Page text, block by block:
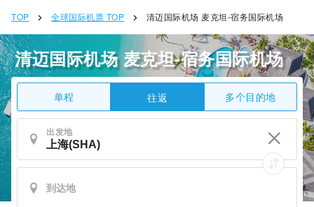
TOP 全球国际机票 TOP 清迈国际机场 麦克坦-宿务国际机场
清迈国际机场 麦克坦-宿务国际机场
单程 往返 多个目的地
出发地